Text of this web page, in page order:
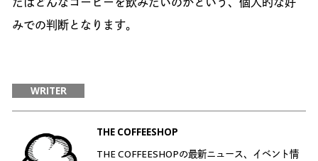
みでの判断となります。
WRITER
THE COFFEESHOP
THE COFFEESHOPの最新ニュース、イベント情